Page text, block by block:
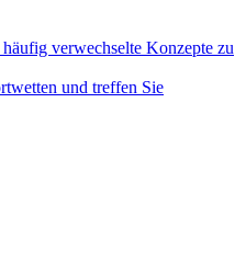
verwechselte Konzepte zu
und treffen Sie